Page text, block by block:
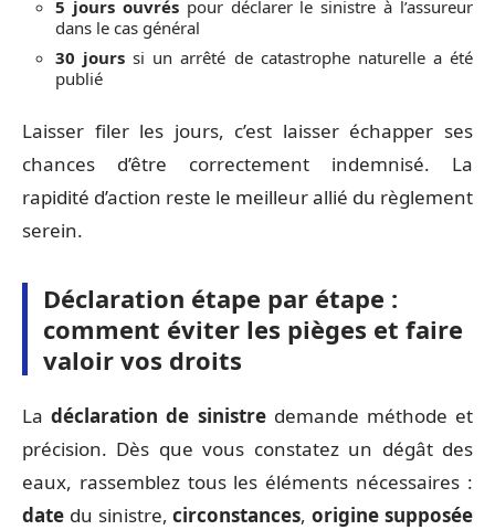
5 jours ouvréspour déclarer le sinistre à l’assureur
dans le cas général
30 jours si un arrêté de catastrophe naturelle a été
publié
Laisser filer les jours, c’est laisser échapper ses
chances d’être correctement indemnisé. La
rapidité d’action reste le meilleur allié du règlement
serein.
Déclaration étape par étape :
comment éviter les pièges et faire
valoir vos droits
Ladéclaration de sinistredemande méthode et
précision. Dès que vous constatez un dégât des
eaux, rassemblez tous les éléments nécessaires :
date du sinistre,circonstances,origine supposée